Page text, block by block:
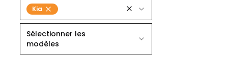
Kia
Sélectionner les
modèles